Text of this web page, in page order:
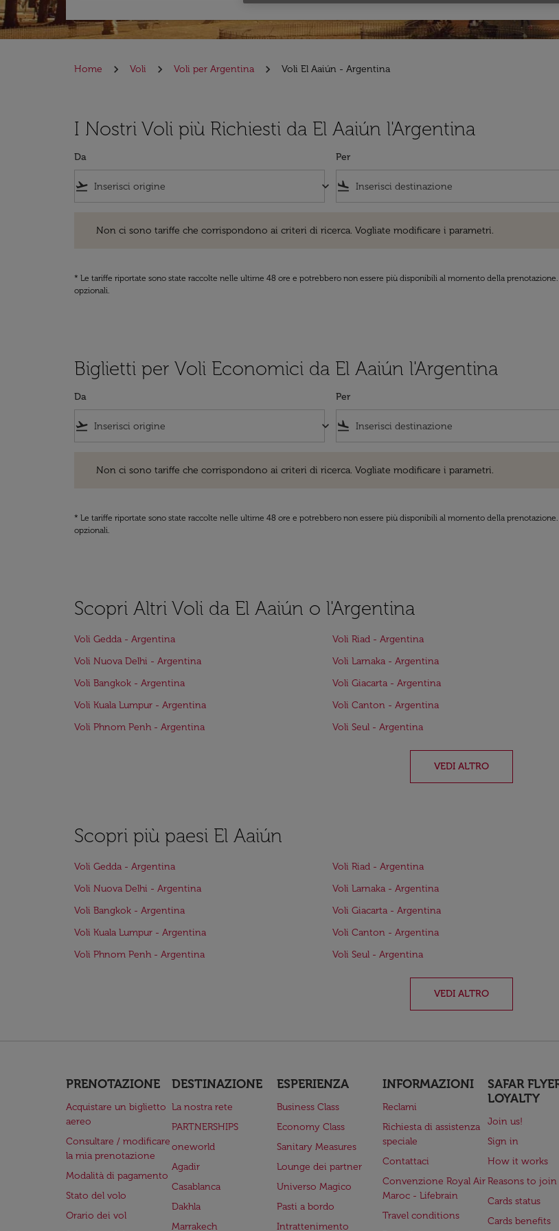
Home Voli Voli per Argentina Voli El Aaiún - Argentina
I Nostri Voli più Richiesti da El Aaiún l'Argentina
Da
flight_takeoff keyboard_arrow_down
Per
flight_land
Non ci sono tariffe che corrispondono ai criteri di ricerca. Vogliate modificare i parametri.
* Le tariffe riportate sono state raccolte nelle ultime 48 ore e potrebbero non essere più disponibili al momento della
opzionali.
Biglietti per Voli Economici da El Aaiún l'Argentina
Da
flight_takeoff keyboard_arrow_down
Per
flight_land
Non ci sono tariffe che corrispondono ai criteri di ricerca. Vogliate modificare i parametri.
* Le tariffe riportate sono state raccolte nelle ultime 48 ore e potrebbero non essere più disponibili al momento della
opzionali.
Scopri Altri Voli da El Aaiún o l'Argentina
Voli Gedda - Argentina Voli Riad - Argentina
Voli Nuova Delhi - Argentina
Voli Larnaka - Argentina
Voli Bangkok - Argentina
Voli Giacarta - Argentina
Voli Kuala Lumpur - Argentina
Voli Canton - Argentina
Voli Phnom Penh - Argentina
Voli Seul - Argentina
VEDI ALTRO
Scopri più paesi El Aaiún
Voli Gedda - Argentina Voli Riad - Argentina
Voli Nuova Delhi - Argentina
Voli Larnaka - Argentina
Voli Bangkok - Argentina
Voli Giacarta - Argentina
Voli Kuala Lumpur - Argentina
Voli Canton - Argentina
Voli Phnom Penh - Argentina
Voli Seul - Argentina
VEDI ALTRO
PRENOTAZIONE
Acquistare un biglietto
aereo
Consultare / modificare
la mia prenotazione
Modalità di pagamento
Stato del volo
Orario dei vol
DESTINAZIONE
La nostra rete
PARTNERSHIPS
oneworld
Agadir
Casablanca
Dakhla
Marrakech
ESPERIENZA
Business Class
Economy Class
Sanitary Measures
Lounge dei partner
Universo Magico
Pasti a bordo
Intrattenimento
INFORMAZIONI
Reclami
Richiesta di assistenza
speciale
Contattaci
Convenzione Royal Air
Maroc - Lifebrain
Travel conditions
SAFAR
LOYALTY
Join us!
Sign in
How it works
Reasons to join
Cards status
Cards benefits